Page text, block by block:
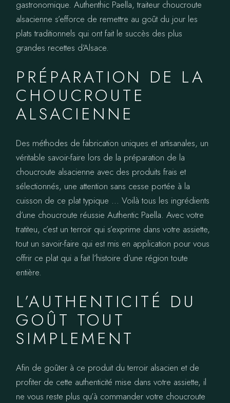
gastronomique. Authenthic Paella, traiteur choucroute
alsacienne s’efforce de remettre au goût du jour les
plats traditionnels qui ont fait le succès des plus
grandes recettes d’Alsace.
PRÉPARATION DE LA
CHOUCROUTE
ALSACIENNE
Des méthodes de fabrication uniques et artisanales, un
véritable savoir-faire lors de la préparation de la
choucroute alsacienne avec des produits frais et
sélectionnés, une attention sans cesse portée à la
cuisson de ce plat typique … Voilà tous les ingrédients
d’une choucroute réussie Authentic Paella. Avec votre
tratiteu, c’est un terroir qui s’exprime dans votre assiette,
tout un savoir-faire qui est mis en application pour vous
offrir ce plat qui a fait l’histoire d’une région toute
entière.
L’AUTHENTICITÉ DU
GOÛT TOUT
SIMPLEMENT
Afin de goûter à ce produit du terroir alsacien et de
profiter de cette authenticité mise dans votre assiette, il
ne vous reste plus qu’à commander votre choucroute